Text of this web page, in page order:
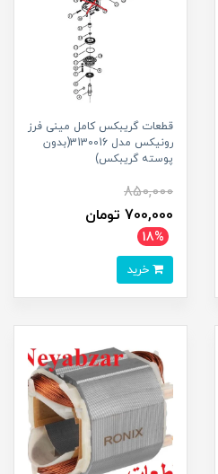
قطعات گریبکس کامل مینی فرز
رونیکس مدل 3130016(بدون
پوسته گریبکس)
850,000
700,000 تومان
18%